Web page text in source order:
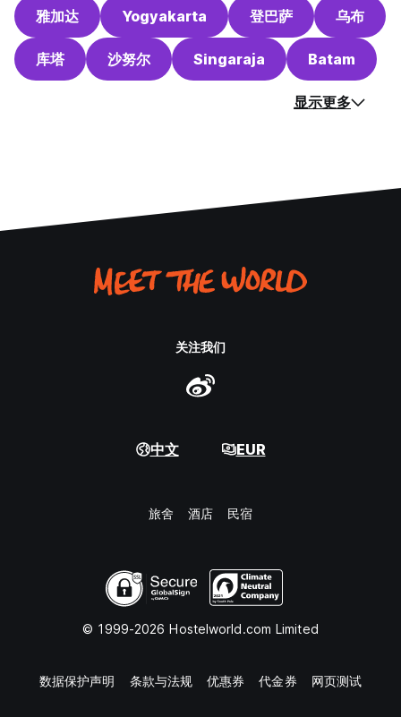
雅加达 Yogyakarta 登巴萨 乌布
库塔 沙努尔 Singaraja Batam
显示更多
关注我们
中文 EUR
旅舍 酒店 民宿
© 1999-2026 Hostelworld.com Limited
数据保护声明 条款与法规 优惠券 代金券 网页测试